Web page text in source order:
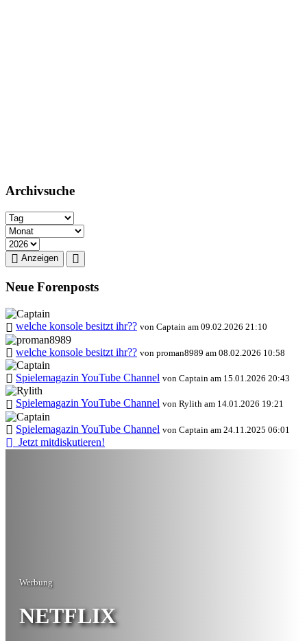
Archivsuche
Anzeigen
Neue Forenposts
welche konsole besitzt ihr?? von Captain am 09.02.2026 21:10
welche konsole besitzt ihr?? von proman8989 am 08.02.2026 10:58
Spielemagazin YouTube Channel von Captain am 15.01.2026 20:43
Spielemagazin YouTube Channel von Rylith am 14.01.2026 19:21
Spielemagazin YouTube Channel von Captain am 24.11.2025 06:01
Jetzt mitdiskutieren!
Werbung
NETFLIX